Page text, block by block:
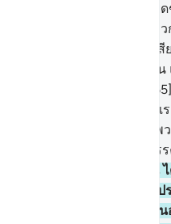
การเป็นศัตรูกันและการเกลีย
จนถึงวันกิยามะฮฺ ทุกครั้งที่พ
ราม อัลลอฮฺก็ทรงดับไฟนั้นเสี
ยามบ่อนทำลายในผืนแผ่นดิน
ธา และยำเกรงแล้ว แน่นอนเ
มชั่วของพวกเขาให้พ้นจากพ
ห้พวกเขาเข้าบรรดาสวนสว
[66] และหากว่าเขาเหล่านั้น
และอัล-อินญีล และสิ่งที่ถูกป
พระเจ้าของพวกเขาแล้ว แน่